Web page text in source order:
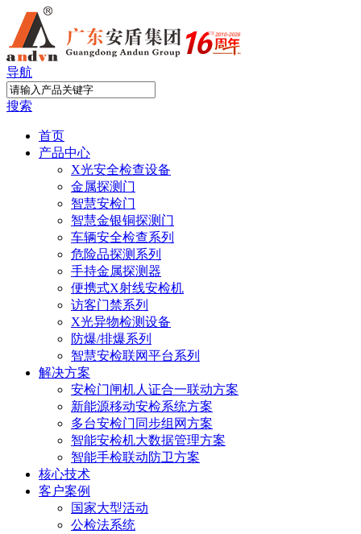
导航
搜索
首页
产品中心
X光安全检查设备
金属探测门
智慧安检门
智慧金银铜探测门
车辆安全检查系列
危险品探测系列
手持金属探测器
便携式X射线安检机
访客门禁系列
X光异物检测设备
防爆/排爆系列
智慧安检联网平台系列
解决方案
安检门闸机人证合一联动方案
新能源移动安检系统方案
多台安检门同步组网方案
智能安检机大数据管理方案
智能手检联动防卫方案
核心技术
客户案例
国家大型活动
公检法系统